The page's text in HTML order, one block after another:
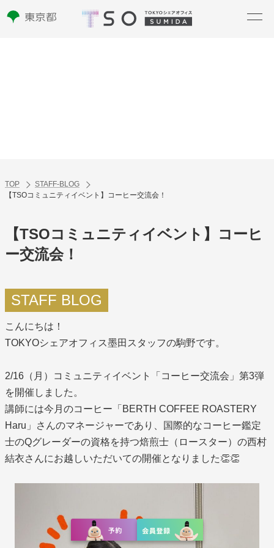
TOP
STAFF-BLOG
【TSOコミュニティイベント】コーヒー交流会！
【TSOコミュニティイベント】コーヒ
ー交流会！
STAFF BLOG
こんにちは！
TOKYOシェアオフィス墨田スタッフの駒野です。
2/16（月）コミュニティイベント「コーヒー交流会」第3弾
を開催しました。
講師には今月のコーヒー「BERTH COFFEE ROASTERY
Haru」さんのマネージャーであり、国際的なコーヒー鑑定
士のQグレーダーの資格を持つ焙煎士（ロースター）の西村
結衣さんにお越しいただいての開催となりました👏👏